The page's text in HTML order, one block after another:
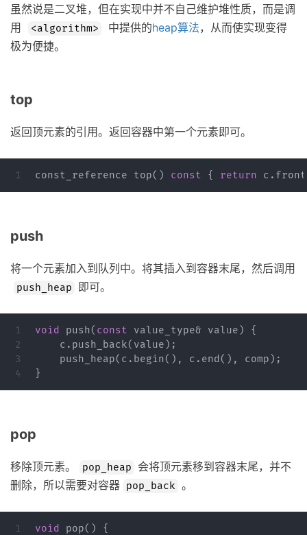
虽然说是二叉堆，但在实现中并不自己维护堆性质，而是调
用
<algorithm> 中提供的heap算法，从而使实现变得
极为便捷。
top
返回顶元素的引用。返回容器中第一个元素即可。
const_reference top() const { return c . front
push
将一个元素加入到队列中。将其插入到容器末尾，然后调用
push_heap 即可。
1
2
3
void push( const value_type& value )
{
c . push_back( value );
push_heap( c . begin(), c . end (), comp );
}
pop
移除顶元素。 pop_heap
会将顶元素移到容器末尾，并不
删除，所以需要对容器 pop_back 。
1
void pop()
{